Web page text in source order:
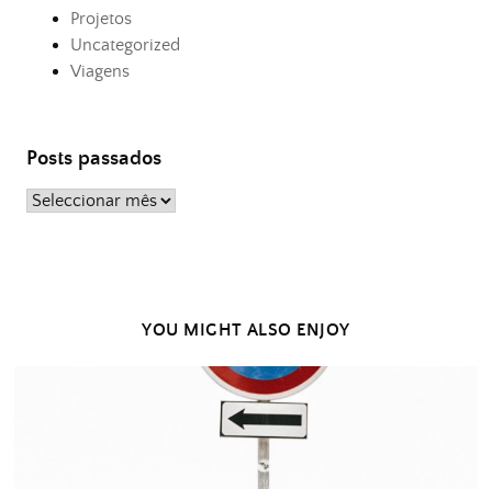
Projetos
Uncategorized
Viagens
Posts passados
Posts
YOU MIGHT ALSO ENJOY